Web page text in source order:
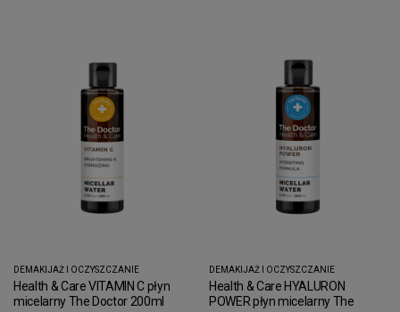
DEMAKIJAŻ I OCZYSZCZANIE
Health & Care VITAMIN C płyn
micelarny The Doctor 200ml
DEMAKIJAŻ I OCZYSZCZANIE
Health & Care HYALURON
POWER płyn micelarny The